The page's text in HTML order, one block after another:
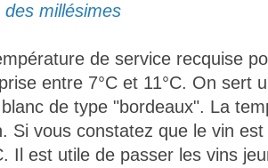
millésimes
de service recquise
entre 7°C et 11°C. On sert
de type "bordeaux". La
Si vous constatez que le vin
Il est utile de passer les vins